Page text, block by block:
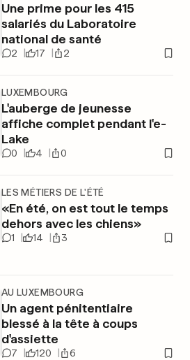
Une prime pour les 415
salariés du Laboratoire
national de santé
2 17 2
LUXEMBOURG
L'auberge de jeunesse
affiche complet pendant l'e-
Lake
0 4 0
LES MÉTIERS DE L'ÉTÉ
«En été, on est tout le temps
dehors avec les chiens»
1 14 3
AU LUXEMBOURG
Un agent pénitentiaire
blessé à la tête à coups
d'assiette
7 120 6